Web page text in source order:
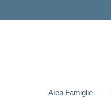
Area Famiglie